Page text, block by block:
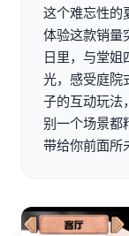
这个难忘性的
体验这款销量
日里，与堂姐
光，感受庭院
子的互动玩法
别一个场景都
带给你前面所